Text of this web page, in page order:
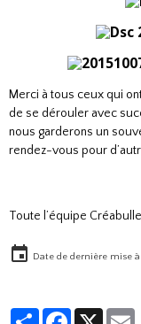
Merci à tous ceux qui
de se dérouler avec
nous garderons un
rendez-vous pour
Toute l’équipe
Date de dernière mise
PartagerFacebook
X